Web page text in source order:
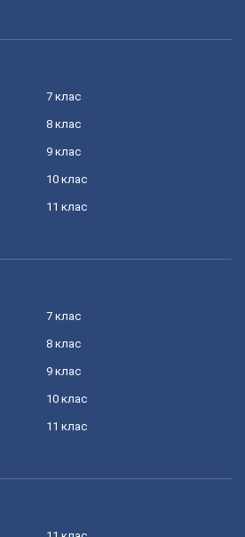
7 клас
8 клас
9 клас
10 клас
11 клас
7 клас
8 клас
9 клас
10 клас
11 клас